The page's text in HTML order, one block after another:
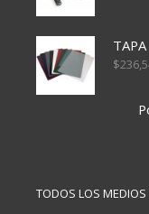
$
TODOS LOS MEDIOS